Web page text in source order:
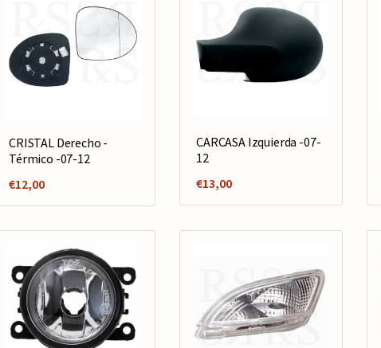
CRISTAL Derecho -
Térmico -07-12
€12,00
CARCASA Izquierda -07-
12
€13,00